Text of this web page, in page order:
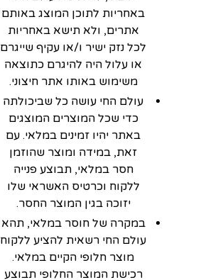
באחריות לתוכן המוצג באותם
אתרים, ולא תישא באחריות
לכל נזק ישיר ו/או עקיף שייגרם
או עלול היה להיגרם כתוצאה
משימוש באותו אתר חיצוני.
עולם החי עושה כל שביכולתה
כדי שכל המוצרים המוצגים
באתר יהיו זמינים במלאי. עם
זאת, במידה ומוצר שהוזמן
חסר במלאי, תבוצע פנייה
ללקוח וכרטיס האשראי שלו
יזוכה בגין המוצר החסר.
במקרה של חוסר במלאי, תהא
עולם החי רשאית להציע ללקוח
מוצר חלופי הקיים במלאי.
רכישת המוצר החלופי תבוצע